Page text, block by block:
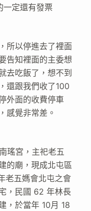
一定還有發票
所以停進去了裡面
告知裡面的主委想
去吃飯了，想不到
還跟我們收了100
外面的收費停車
感覺非常差。
瑤宮，主祀老五
的廟，現成北屯區
老五媽會北屯之會
，民國 62 年林長
，於當年 10月 18